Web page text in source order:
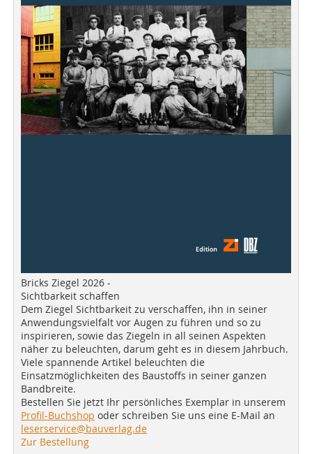
Bricks Ziegel 2026 -
Sichtbarkeit schaffen
Dem Ziegel Sichtbarkeit zu verschaffen, ihn in seiner
Anwendungsvielfalt vor Augen zu führen und so zu
inspirieren, sowie das Ziegeln in all seinen Aspekten
näher zu beleuchten, darum geht es in diesem Jahrbuch.
Viele spannende Artikel beleuchten die
Einsatzmöglichkeiten des Baustoffs in seiner ganzen
Bandbreite.
Bestellen Sie jetzt Ihr persönliches Exemplar in unserem
Profil-Buchshop oder schreiben Sie uns eine E-Mail an
leserservice@bauverlag.de
Zur Bestellung